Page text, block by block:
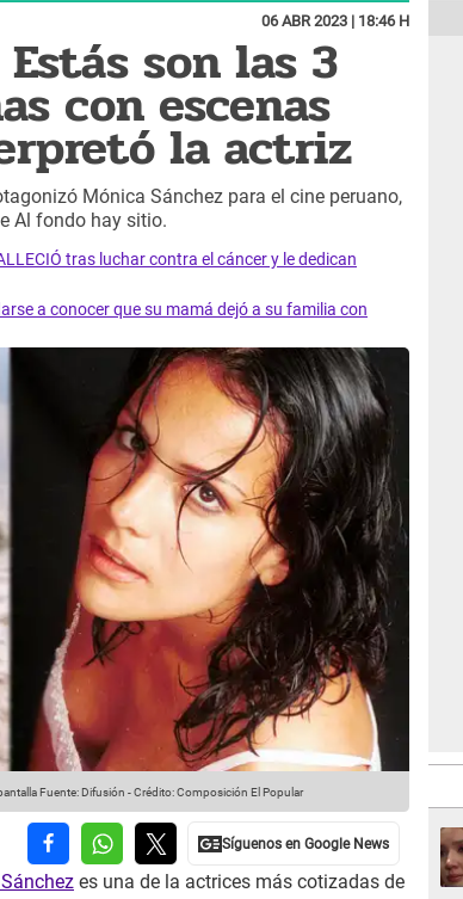
06 ABR 2023 | 18:46 H
son las 3
con escenas
la actriz
Mónica Sánchez para el cine peruano,
Al fondo hay sitio.
tras luchar contra el cáncer y le dedican
a conocer que su mamá dejó a su familia con
Fuente: Difusión -Crédito: Composición El Popular
es una de la actrices más cotizadas de